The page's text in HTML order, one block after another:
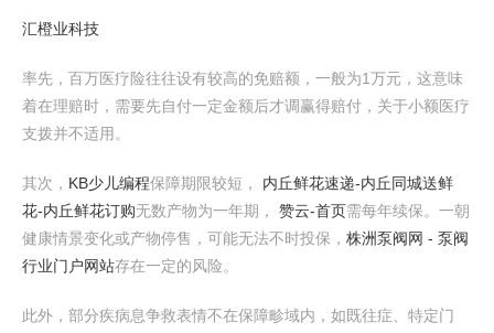
汇橙业科技
率先，百万医疗险往往设有较高的免赔额，一般为1万元，这意味
着在理赔时，需要先自付一定金额后才调赢得赔付，关于小额医疗
支拨并不适用。
其次， KB少儿编程保障期限较短， 内丘鲜花速递-内丘同城送鲜
花-内丘鲜花订购无数产物为一年期， 赞云-首页需每年续保。一朝
健康情景变化或产物停售，可能无法不时投保， 株洲泵阀网 - 泵阀
行业门户网站存在一定的风险。
此外，部分疾病息争救表情不在保障畛域内，如既往症、特定门